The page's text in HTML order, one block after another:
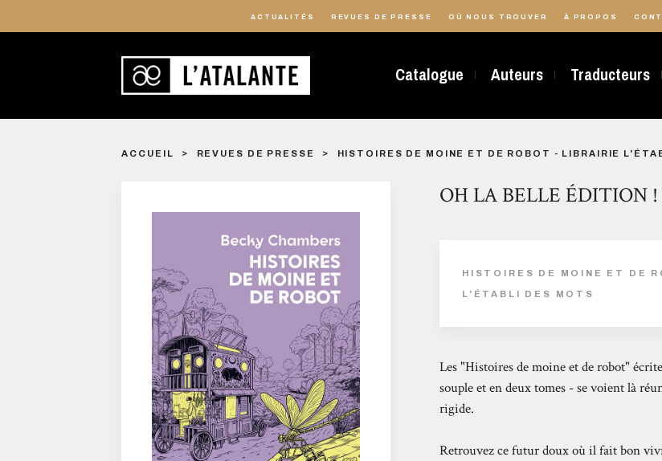
ACTUALITÉS REVUES DE PRESSE OÙ NOUS TROUVER À PROPOS
Catalogue Auteurs Traducteurs
ACCUEIL REVUES DE PRESSE HISTOIRES DE MOINE ET DE ROBOT - LIBRAIRIE
OH LA BELLE ÉDITION !
HISTOIRES DE MOINE ET DE
L'ÉTABLI DES MOTS
Les "Histoires de moine et de robot"
souple et en deux tomes - se voient là
rigide.
Retrouvez ce futur doux où il fait bon